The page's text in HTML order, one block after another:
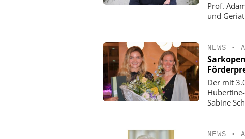
Prof.
und
NEWS •
Der mit
Sabine
NEWS •